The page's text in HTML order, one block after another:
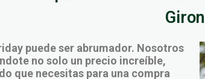
puede ser abrumador. Nosotros
no solo un precio increíble,
que necesitas para una compra